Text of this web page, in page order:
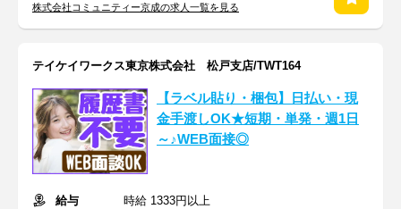
株式会社コミュニティー京成の求人一覧を見る
テイケイワークス東京株式会社 松戸支店/TWT164
【ラベル貼り・梱包】日払い・現
金手渡しOK★短期・単発・週1日
～♪WEB面接◎
給与
時給 1333円以上